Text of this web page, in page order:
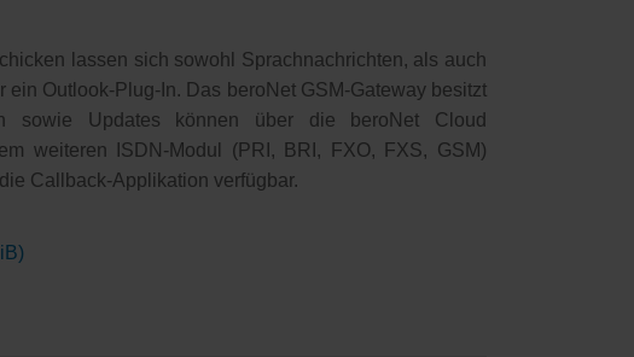
lassen sich sowohl Sprachnachrichten, als auch
Outlook-Plug-In. Das beroNet GSM-Gateway besitzt
sowie Updates können über die beroNet Cloud
weiteren ISDN-Modul (PRI, BRI, FXO, FXS, GSM)
Callback-Applikation verfügbar.